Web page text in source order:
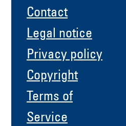
Contact
Legal notice
Privacy policy
Copyright
Terms of
Service